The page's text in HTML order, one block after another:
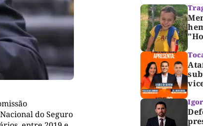
do Seguro